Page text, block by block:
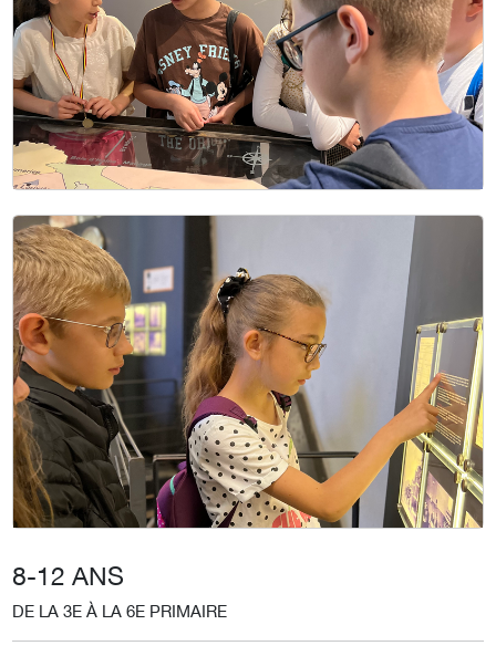
8-12 ANS
DE LA 3E À LA 6E PRIMAIRE